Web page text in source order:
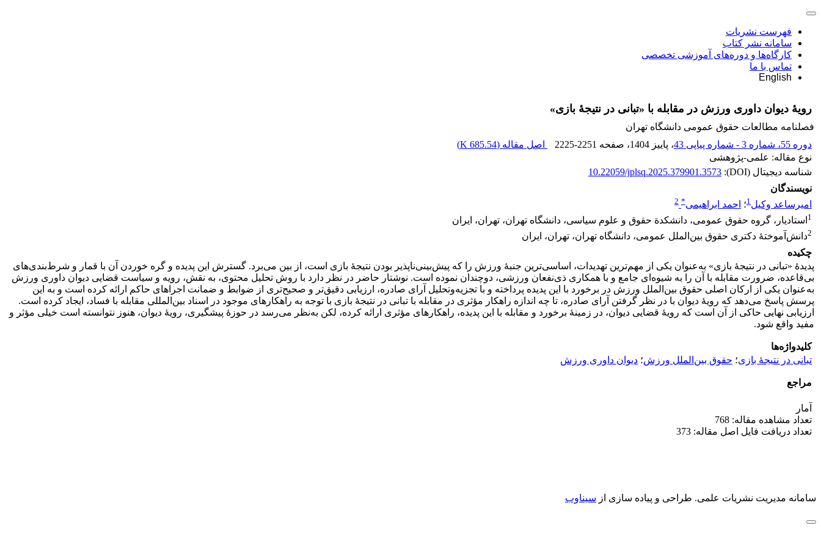
فهرست نشریات
سامانه نشر کتاب
کارگاه‌ها و دوره‌های آموزشی تخصصی
تماس با ما
English
رویۀ دیوان داوری ورزش در مقابله با «تبانی در نتیجۀ بازی»
فصلنامه مطالعات حقوق عمومی دانشگاه تهران
دوره 55، شماره 3 - شماره پیاپی 43
، پاییز 1404 ، صفحه 2225-2251 اصل مقاله (685.54 K
)
نوع مقاله: علمی-پژوهشی
شناسه دیجیتال (DOI):
10.22059/jplsq.2025.379901.3573
نویسندگان
امیرساعد وکیل1؛ احمد ابراهیمی*
2
1 استادیار، گروه حقوق عمومی، دانشکدة حقوق و علوم سیاسی، دانشگاه تهران، تهران، ایران
2دانش‌آموختۀ دکتری حقوق بین‌الملل عمومی، دانشگاه تهران، تهران، ایران
چکیده
پدیدۀ «تبانی در نتیجۀ بازی» به‌عنوان یکی از مهم‌ترین تهدیدات، اساسی‌ترین جنبۀ ورزش را که پیش‌بینی‌ناپذیر بودن نتیجۀ بازی است، از بین می‌برد. گسترش این پدیده و گره خوردن آن با قمار و شرط‌بندی‌های
بی‌قاعده، ضرورت مقابله با آن را به شیوه‌ای جامع و با همکاری ذی‌نفعان ورزشی، دوچندان نموده است. نوشتار حاضر در نظر دارد با روش تحلیل محتوی، به نقش، رویه و سیاست قضایی دیوان داوری ورزش
به‌عنوان یکی از ارکان اصلی حقوق بین‌الملل ورزش در برخورد با این پدیده پرداخته و با تجزیه‌وتحلیل آرای صادره، ارزیابی دقیق‌تر و صحیح‌تری از ضوابط و ضمانت اجراهای حاکم ارائه کرده است و به این
پرسش پاسخ می‌دهد که رویۀ دیوان با در نظر گرفتن آرای صادره، تا چه اندازه راهکار مؤثری در مقابله با تبانی در نتیجۀ بازی با توجه به راهکارهای موجود در اسناد بین‌المللی مقابله با فساد، ایجاد کرده است.
ارزیابی نهایی حاکی از آن است که رویۀ قضایی دیوان، در زمینۀ برخورد و مقابله با این پدیده، راهکارهای مؤثری ارائه کرده، لکن به‌نظر می‌رسد در حوزۀ پیشگیری، رویۀ دیوان، هنوز نتوانسته است خیلی مؤثر و
مفید واقع شود.
کلیدواژه‌ها
تبانی در نتیجۀ بازی؛ حقوق بین‌الملل ورزش؛ دیوان داوری ورزش
مراجع
آمار
تعداد مشاهده مقاله: 768
تعداد دریافت فایل اصل مقاله: 373
سامانه مدیریت نشریات علمی. طراحی و پیاده سازی از سیناوب